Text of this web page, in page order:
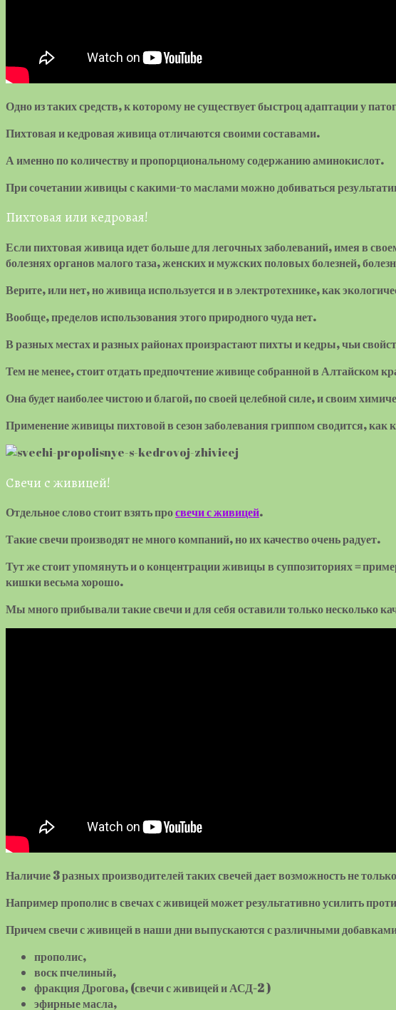
Одно из таких средств, к которому не существует быстроц адаптации у
Пихтовая и кедровая живица отличаются своими составами.
А именно по количеству и пропорциональному содержанию аминокислот.
При сочетании живицы с какими-то маслами можно добиваться
Пихтовая или кедровая!
Если пихтовая живица идет больше для легочных заболеваний, имея в
болезнях органов малого таза, женских и мужских половых болезней,
Верите, или нет, но живица используется и в электротехнике, как
Вообще, пределов использования этого природного чуда нет.
В разных местах и разных районах произрастают пихты и кедры, чьи
Тем не менее, стоит отдать предпочтение живице собранной в Алтайском
Она будет наиболее чистою и благой, по своей целебной силе, и своим
Применение живицы пихтовой в сезон заболевания гриппом сводится,
Свечи с живицей!
Отдельное слово стоит взять просвечи с живицей.
Такие свечи производят не много компаний, но их качество очень радует.
Тут же стоит упомянуть и о концентрации живицы в суппозиториях =
кишки весьма хорошо.
Мы много прибывали такие свечи и для себя оставили только несколько
Наличие 3 разных производителей таких свечей дает возможность не
Например прополис в свечах с живицей может результативно усилить
Причем свечи с живицей в наши дни выпускаются с различными
прополис,
воск пчелиный,
фракция Дрогова, (свечи с живицей и АСД-2 )
эфирные масла,